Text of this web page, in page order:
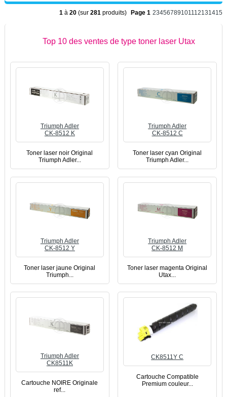
1 à20 (sur281 produits) Page 1 234567891011 12131415
Top 10 des ventes de type toner laser Utax
Triumph Adler
CK-8512 K
Toner laser noir Original
Triumph Adler...
Triumph Adler
CK-8512 C
Toner laser cyan Original
Triumph Adler...
Triumph Adler
CK-8512 Y
Toner laser jaune Original
Triumph...
Triumph Adler
CK-8512 M
Toner laser magenta Original
Utax...
Triumph Adler
CK8511K
Cartouche NOIRE Originale
ref...
CK8511Y C
Cartouche Compatible
Premium couleur...